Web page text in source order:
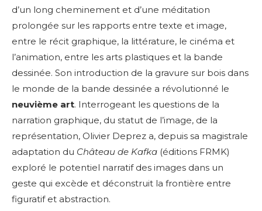
d’un long cheminement et d’une méditation
prolongée sur les rapports entre texte et image,
entre le récit graphique, la littérature, le cinéma et
l’animation, entre les arts plastiques et la bande
dessinée. Son introduction de la gravure sur bois dans
le monde de la bande dessinée a révolutionné le
neuvième art. Interrogeant les questions de la
narration graphique, du statut de l’image, de la
représentation, Olivier Deprez a, depuis sa magistrale
adaptation du Château de Kafka (éditions FRMK)
exploré le potentiel narratif des images dans un
geste qui excède et déconstruit la frontière entre
figuratif et abstraction.